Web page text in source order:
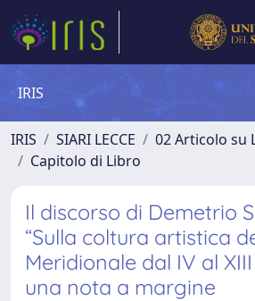
IRIS
IRIS SIARI LECCE
02 Articolo su
Capitolo di Libro
Il discorso di Demetrio
“Sulla coltura artistica
Meridionale dal IV al XIII
una nota a margine